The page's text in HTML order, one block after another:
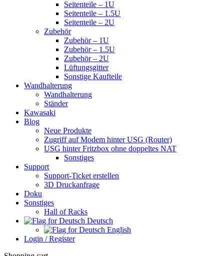
Seitenteile – 1U
Seitenteile – 1.5U
Seitenteile – 2U
Zubehör
Zubehör – 1U
Zubehör – 1.5U
Zubehör – 2U
Lüftungsgitter
Sonstige Kaufteile
Wandhalterung
Wandhalterung
Ständer
Kawasaki
Blog
Neue Produkte
Zugriff auf Modem hinter USG (Router)
USG hinter Fritzbox ohne doppeltes NAT
Sonstiges
Support
Support-Ticket erstellen
3D Druckanfrage
Doku
Sonstiges
Hall of Racks
Deutsch
English
Login / Register